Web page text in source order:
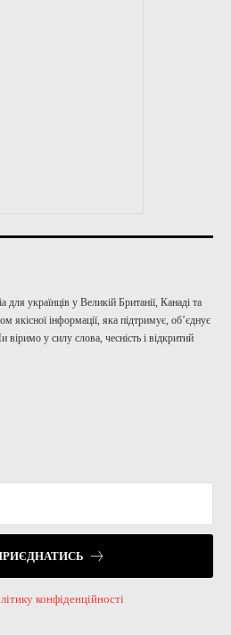
українців у Великій Британії, Канаді та
інформації, яка підтримує, об’єднує
віримо у силу слова, чесність і відкритий
конфіденційності